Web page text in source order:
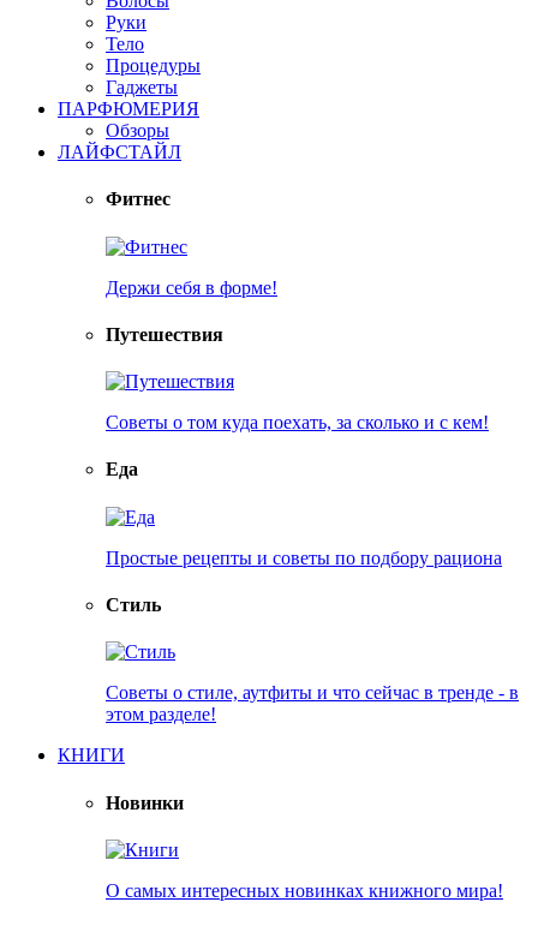
Руки
Тело
Процедуры
Гаджеты
ПАРФЮМЕРИЯ
Обзоры
ЛАЙФСТАЙЛ
Фитнес
Держи себя в форме!
Путешествия
Советы о том куда поехать, за сколько и с кем!
Еда
Простые рецепты и советы по подбору рациона
Стиль
Советы о стиле, аутфиты и что сейчас в тренде - в
этом разделе!
КНИГИ
Новинки
О самых интересных новинках книжного мира!